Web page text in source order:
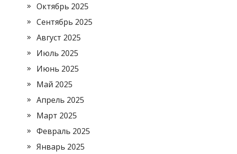
Октябрь 2025
Сентябрь 2025
Август 2025
Июль 2025
Июнь 2025
Май 2025
Апрель 2025
Март 2025
Февраль 2025
Январь 2025